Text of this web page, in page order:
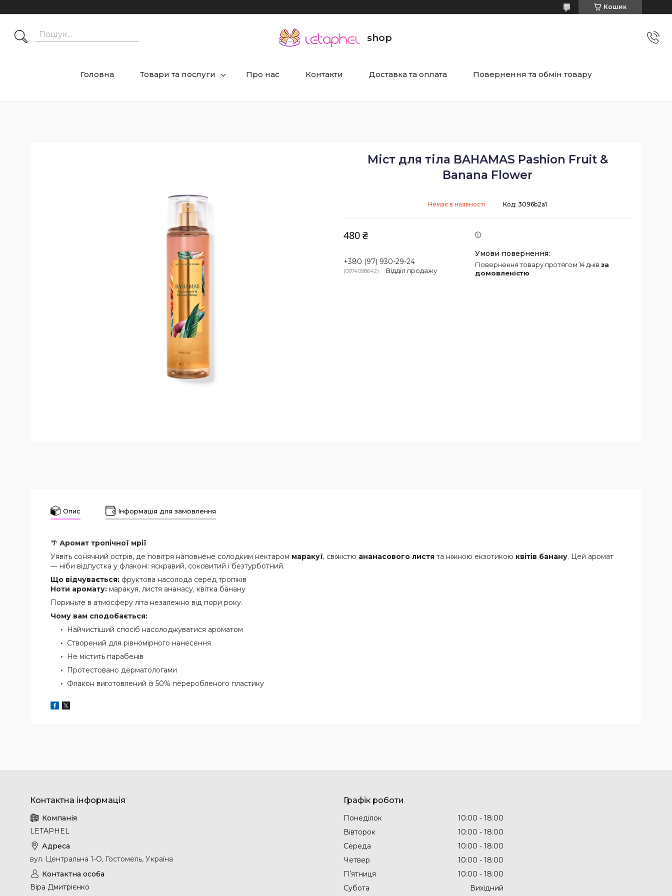
Кошик
shop
Головна Товари та послуги Про нас Контакти Доставка та оплата Повернення та обмін товару
Міст для тіла BAHAMAS Pashion Fruit &
Banana Flower
Немає в наявності Код: 3096b2a1
480 ₴
+380 (97) 930-29-24
0974098642 Відділ продажу
повернення товару протягом 14 днів за
домовленістю
Опис Інформація для замовлення
🌴 Аромат тропічної мрії
Уявіть сонячний острів, де повітря наповнене солодким нектаром маракуї, свіжістю ананасового листя та ніжною екзотикою квітів банану. Цей аромат
— ніби відпустка у флаконі: яскравий, соковитий і безтурботний.
Що відчувається: фруктова насолода серед тропіків
Ноти аромату: маракуя, листя ананасу, квітка банану
Пориньте в атмосферу літа незалежно від пори року.
Чому вам сподобається:
Найчистіший спосіб насолоджуватися ароматом
Створений для рівномірного нанесення
Не містить парабенів
Протестовано дерматологами
Флакон виготовлений із 50% переробленого пластику
LETAPHEL
вул. Центральна 1-О, Гостомель, Україна
Віра Дмитрієнко
Графік роботи
Понеділок 10:00
18:00
Вівторок
10:00
18:00
Середа
10:00
18:00
Четвер
10:00
18:00
Пʼятниця
10:00
18:00
Субота
Вихідний